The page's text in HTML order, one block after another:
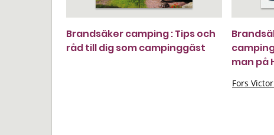
Brandsäker camping : Tips och
råd till dig som campinggäst
man på
Fors